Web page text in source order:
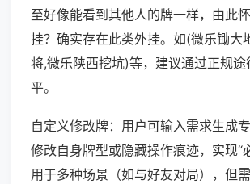
至好像能看到其他人的牌一样，由此
挂？确实存在此类外挂。如(微乐锄大
将,微乐陕西挖坑)等，建议通过正规
平。
自定义修改牌：用户可输入需求生成专
修改自身牌型或隐藏操作痕迹，实现“
用于多种场景（如与好友对局），但